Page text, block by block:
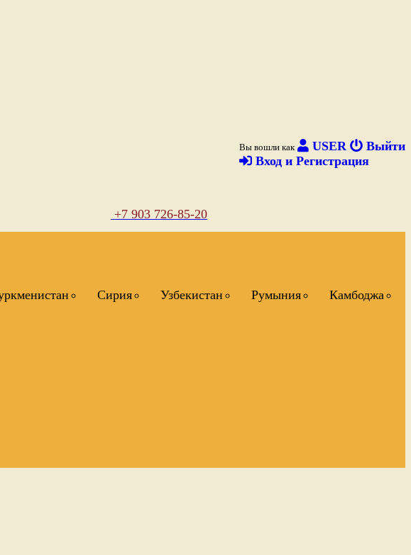
+7 903 726-85-20
Вы вошли как USER
Выйти
Вход и Регистрация
Сирия Узбекистан Румыния Камбоджа